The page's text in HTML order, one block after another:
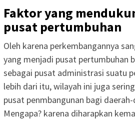
Faktor yang
pusat pertumbuhan
Oleh karena perkembangannya
yang menjadi pusat pertumbuhan
sebagai pusat administrasi suatu
lebih dari itu, wilayah ini juga
pusat penmbangunan bagi
Mengapa? karena diharapkan